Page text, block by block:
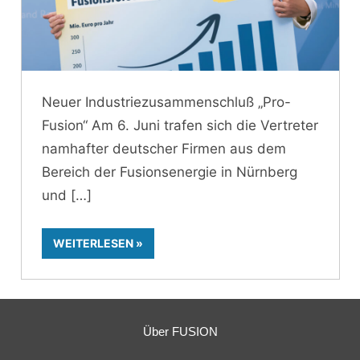
Neuer Industriezusammenschluß „Pro-
Fusion“ Am 6. Juni trafen sich die Vertreter
namhafter deutscher Firmen aus dem
Bereich der Fusionsenergie in Nürnberg
und
WEITERLESEN
Über FUSION